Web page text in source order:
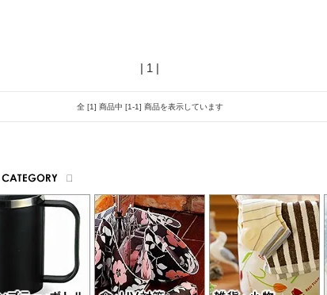
| 1 |
全 [1] 商品中 [1-1] 商品を表示しています